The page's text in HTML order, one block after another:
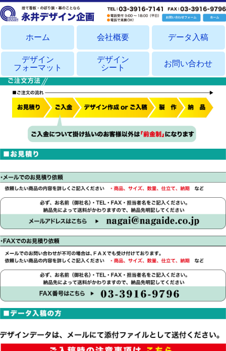
ホーム 会社概要 データ入稿
デザイン
フォーマット
デザイン
シート
お問い合わせ